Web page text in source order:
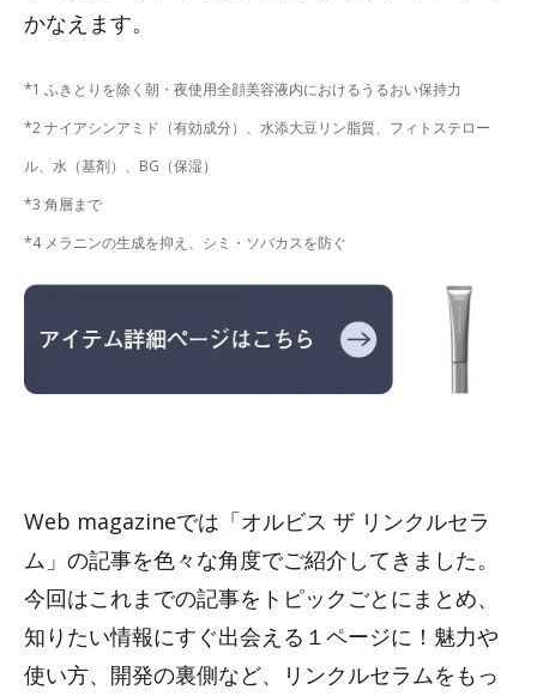
かなえます。
*1 ふきとりを除く朝・夜使用全顔美容液内におけるうるおい保持力
*2 ナイアシンアミド（有効成分）、水添大豆リン脂質、フィトステロー
ル、水（基剤）、BG（保湿）
*3 角層まで
*4 メラニンの生成を抑え、シミ・ソバカスを防ぐ
Web magazineでは「オルビス ザ リンクルセラ
ム」の記事を色々な角度でご紹介してきました。
今回はこれまでの記事をトピックごとにまとめ、
知りたい情報にすぐ出会える１ページに！魅力や
使い方、開発の裏側など、リンクルセラムをもっ